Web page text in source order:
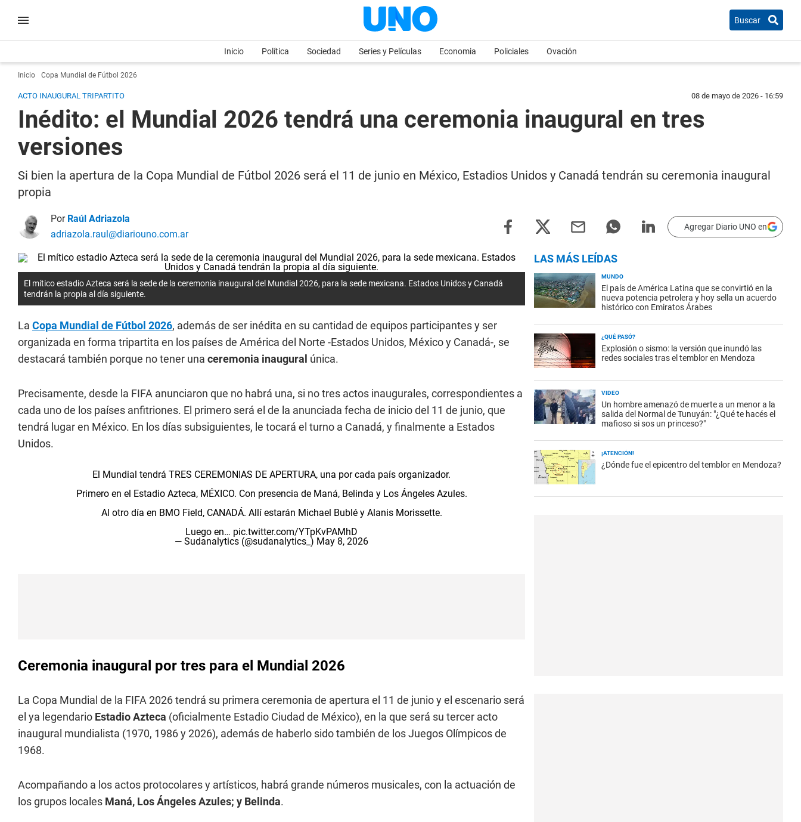
Buscar
Inicio Política Sociedad Series y Películas Economia Policiales Ovación
Inicio Copa Mundial de Fútbol 2026
ACTO INAUGURAL TRIPARTITO 08 de mayo de 2026 - 16:59
Inédito: el Mundial 2026 tendrá una ceremonia inaugural en tres
versiones
Si bien la apertura de la Copa Mundial de Fútbol 2026 será el 11 de junio en México, Estadios Unidos y Canadá tendrán su ceremonia inaugural
propia
Por Raúl Adriazola
adriazola.raul@diariouno.com.ar
Agregar Diario UNO en
El mítico estadio Azteca será la sede de la ceremonia inaugural del Mundial 2026, para la sede mexicana. Estados Unidos y Canadá
tendrán la propia al día siguiente.
La Copa Mundial de Fútbol 2026, además de ser inédita en su cantidad de equipos participantes y ser
organizada en forma tripartita en los países de América del Norte -Estados Unidos, México y Canadá-, se
destacará también porque no tener una ceremonia inaugural única.
Precisamente, desde la FIFA anunciaron que no habrá una, si no tres actos inaugurales, correspondientes a
cada uno de los países anfitriones. El primero será el de la anunciada fecha de inicio del 11 de junio, que
tendrá lugar en México. En los días subsiguientes, le tocará el turno a Canadá, y finalmente a Estados
Unidos.
El Mundial tendrá TRES CEREMONIAS DE APERTURA, una por cada país organizador.
Primero en el Estadio Azteca, MÉXICO. Con presencia de Maná, Belinda y Los Ángeles Azules.
Al otro día en BMO Field, CANADÁ. Allí estarán Michael Bublé y Alanis Morissette.
Luego en… pic.twitter.com/YTpKvPAMhD
— Sudanalytics (@sudanalytics_) May 8, 2026
Ceremonia inaugural por tres para el Mundial 2026
La Copa Mundial de la FIFA 2026 tendrá su primera ceremonia de apertura el 11 de junio y el escenario será
el ya legendario Estadio Azteca (oficialmente Estadio Ciudad de México), en la que será su tercer acto
inaugural mundialista (1970, 1986 y 2026), además de haberlo sido también de los Juegos Olímpicos de
1968.
Acompañando a los actos protocolares y artísticos, habrá grande números musicales, con la actuación de
los grupos locales Maná, Los Ángeles Azules; y Belinda.
LAS MÁS LEÍDAS
MUNDO
El país de América Latina que se convirtió en la
nueva potencia petrolera y hoy sella un acuerdo
histórico con Emiratos Árabes
¿QUÉ PASÓ?
Explosión o sismo: la versión que inundó las
redes sociales tras el temblor en Mendoza
VIDEO
Un hombre amenazó de muerte a un menor a la
salida del Normal de Tunuyán: "¿Qué te hacés el
mafioso si sos un princeso?"
¡ATENCIÓN!
¿Dónde fue el epicentro del temblor en Mendoza?